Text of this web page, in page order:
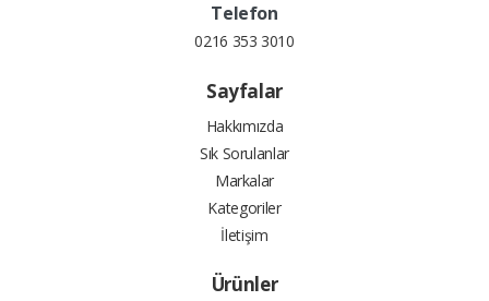
Telefon
0216 353 3010
Sayfalar
Hakkımızda
Sık Sorulanlar
Markalar
Kategoriler
İletişim
Ürünler